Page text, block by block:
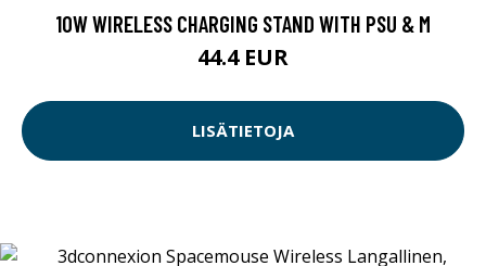
10W WIRELESS CHARGING STAND WITH PSU & M
44.4 EUR
LISÄTIETOJA